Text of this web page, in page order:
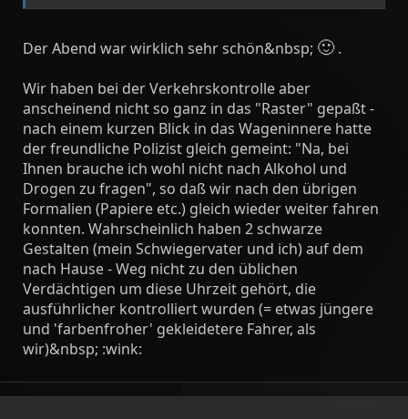
Der Abend war wirklich sehr schön&nbsp; 🙂.
Wir haben bei der Verkehrskontrolle aber
anscheinend nicht so ganz in das "Raster" gepaßt -
nach einem kurzen Blick in das Wageninnere hatte
der freundliche Polizist gleich gemeint: "Na, bei
Ihnen brauche ich wohl nicht nach Alkohol und
Drogen zu fragen", so daß wir nach den übrigen
Formalien (Papiere etc.) gleich wieder weiter fahren
konnten. Wahrscheinlich haben 2 schwarze
Gestalten (mein Schwiegervater und ich) auf dem
nach Hause - Weg nicht zu den üblichen
Verdächtigen um diese Uhrzeit gehört, die
ausführlicher kontrolliert wurden (= etwas jüngere
und 'farbenfroher' gekleidetere Fahrer, als
wir)&nbsp; :wink: